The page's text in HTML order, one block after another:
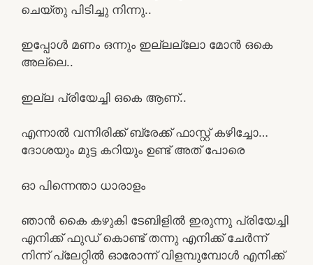
ചെയ്തു പിടിച്ചു നിന്നു..
ഇപ്പോൾ മണം ഒന്നും ഇല്ലല്ലോ മോൻ ഒകെ
അല്ലെ..
ഇല്ല പ്രിയേച്ചി ഒകെ ആണ്..
എന്നാൽ വന്നിരിക്ക് ബ്രേക്ക് ഫാസ്റ്റ് കഴിച്ചോ…
ദോശയും മുട്ട കറിയും ഉണ്ട് അത് പോരെ
ഓ പിന്നെന്താ ധാരാളം
ഞാൻ കൈ കഴുകി ടേബിളിൽ ഇരുന്നു പ്രിയേച്ചി
എനിക്ക് ഫുഡ് കൊണ്ട് തന്നു എനിക്ക് ചേർന്ന്
നിന്ന് പ്ലേറ്റിൽ ഓരോന്ന് വിളമ്പുമ്പോൾ എനിക്ക്